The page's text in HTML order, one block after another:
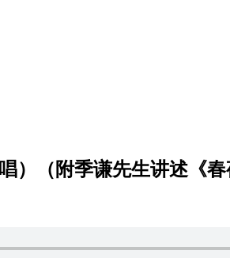
（附季谦先生讲述《春